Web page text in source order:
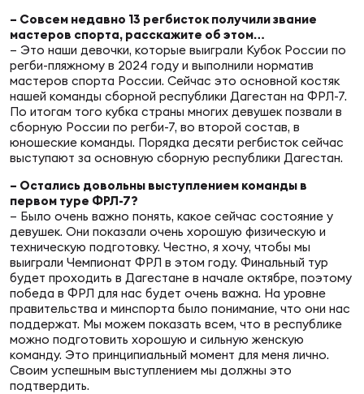
– Совсем недавно 13 регбисток получили звание
мастеров спорта, расскажите об этом…
– Это наши девочки, которые выиграли Кубок России по
регби-пляжному в 2024 году и выполнили норматив
мастеров спорта России. Сейчас это основной костяк
нашей команды сборной республики Дагестан на ФРЛ-7.
По итогам того кубка страны многих девушек позвали в
сборную России по регби-7, во второй состав, в
юношеские команды. Порядка десяти регбисток сейчас
выступают за основную сборную республики Дагестан.
– Остались довольны выступлением команды в
первом туре ФРЛ-7?
– Было очень важно понять, какое сейчас состояние у
девушек. Они показали очень хорошую физическую и
техническую подготовку. Честно, я хочу, чтобы мы
выиграли Чемпионат ФРЛ в этом году. Финальный тур
будет проходить в Дагестане в начале октябре, поэтому
победа в ФРЛ для нас будет очень важна. На уровне
правительства и минспорта было понимание, что они нас
поддержат. Мы можем показать всем, что в республике
можно подготовить хорошую и сильную женскую
команду. Это принципиальный момент для меня лично.
Своим успешным выступлением мы должны это
подтвердить.